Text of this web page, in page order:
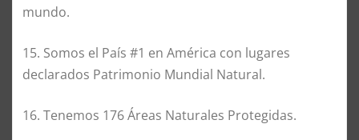
mundo.
15. Somos el País #1 en América con lugares
declarados Patrimonio Mundial Natural.
16. Tenemos 176 Áreas Naturales Protegidas.